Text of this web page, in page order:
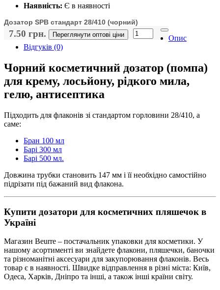
Наявність: Є в наявності
Дозатор SPB стандарт 28/410 (чорний)
7.50 грн. Переглянути оптові ціни
Опис
Відгуків (0)
Чорний косметичний дозатор (помпа)
для крему, лосьйону, рідкого мила,
гелю, антисептика
Підходить для флаконів зі стандартом горловини 28/410, а
саме:
Бран 100 мл
Барі 300 мл
Барі 500 мл.
Довжина трубки становить 147 мм і її необхідно самостійно
підрізати під бажаний вид флакона.
Купити дозатори для косметичних пляшечок в
Україні
Магазин Beurre – постачальник упаковки для косметики. У
нашому асортименті ви знайдете флакони, пляшечки, баночки
та різноманітні аксесуари для закупорювання флаконів. Весь
товар є в наявності. Швидке відправлення в різні міста: Київ,
Одеса, Харків, Дніпро та інші, а також інші країни світу.